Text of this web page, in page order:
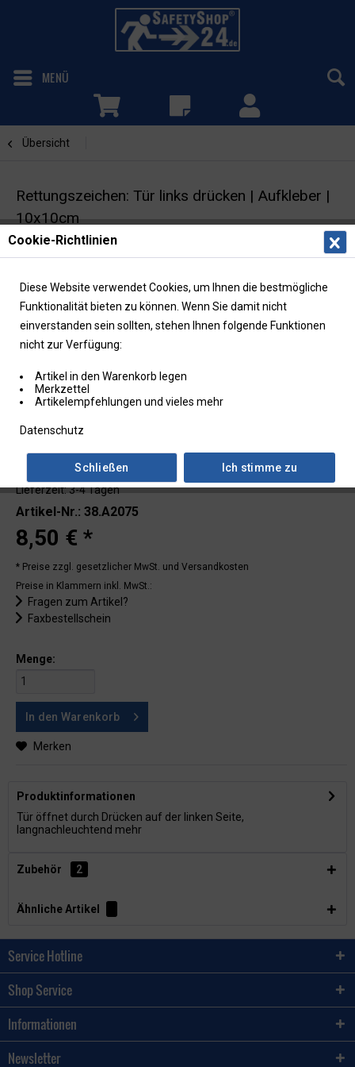
MENÜ
Übersicht
Rettungszeichen: Tür links drücken | Aufkleber |
10x10cm
Lieferzeit: 3-4 Tagen
Artikel-Nr.: 38.A2075
8,50 € *
* Preise zzgl. gesetzlicher MwSt. und Versandkosten
Preise in Klammern inkl. MwSt.:
Fragen zum Artikel?
Faxbestellschein
Menge:
In den Warenkorb
Merken
Produktinformationen
Tür öffnet durch Drücken auf der linken Seite,
langnachleuchtend mehr
Zubehör 2
Ähnliche Artikel
Service Hotline
Shop Service
Informationen
Newsletter
Cookie-Richtlinien
Diese Website verwendet Cookies, um Ihnen die bestmögliche
Funktionalität bieten zu können. Wenn Sie damit nicht
einverstanden sein sollten, stehen Ihnen folgende Funktionen
nicht zur Verfügung:
Artikel in den Warenkorb legen
Merkzettel
Artikelempfehlungen und vieles mehr
Datenschutz
Ich stimme zu
Schließen